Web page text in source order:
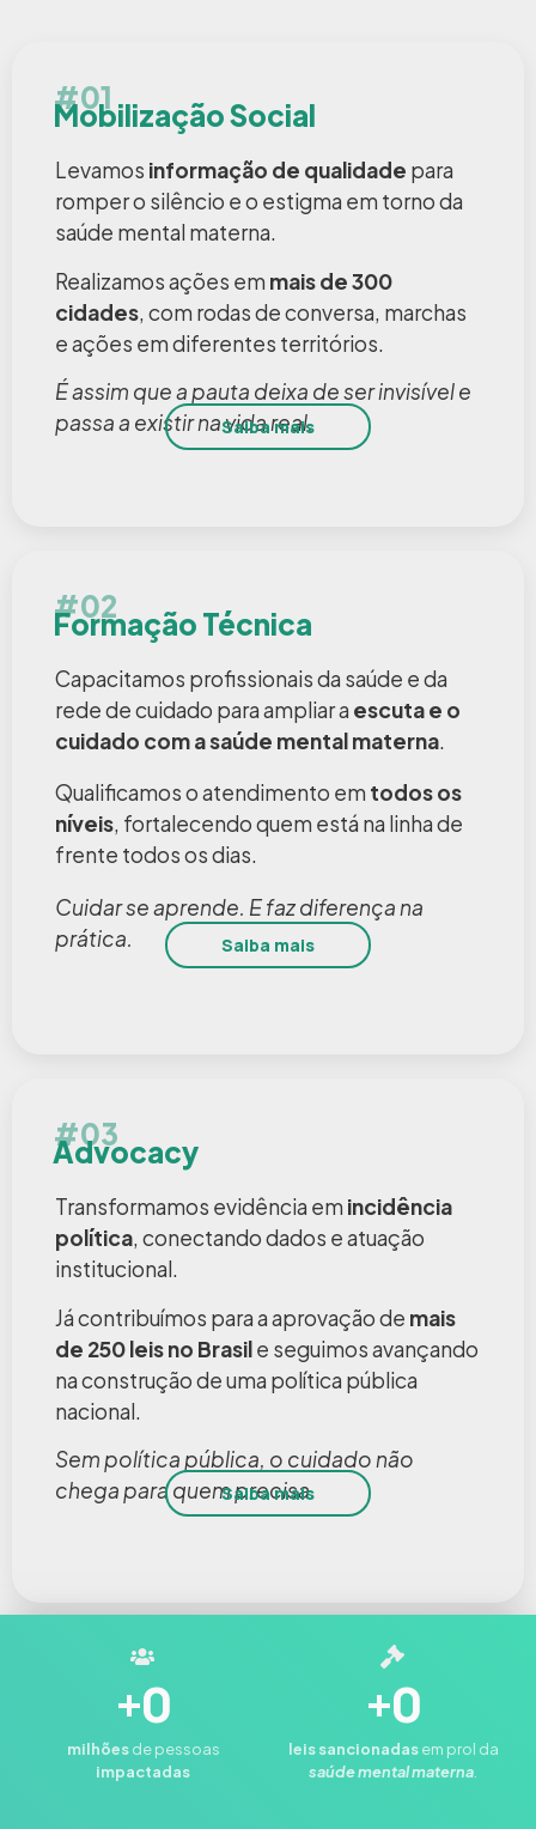
#01
Mobilização Social
Levamos informação de qualidade para
romper o silêncio e o estigma em torno da
saúde mental materna.
Realizamos ações em mais de 300
cidades, com rodas de conversa, marchas
e ações em diferentes territórios.
É assim que a pauta deixa de ser invisível e
passa a existir na vida real.
Saiba mais
#02
Formação Técnica
Capacitamos profissionais da saúde e da
rede de cuidado para ampliar a escuta e o
cuidado com a saúde mental materna.
Qualificamos o atendimento em todos os
níveis, fortalecendo quem está na linha de
frente todos os dias.
Cuidar se aprende. E faz diferença na
prática.
Saiba mais
#03
Advocacy
Transformamos evidência em incidência
política, conectando dados e atuação
institucional.
Já contribuímos para a aprovação de mais
de 250 leis no Brasile seguimos avançando
na construção de uma política pública
nacional.
Sem política pública, o cuidado não
chega para quem precisa.
Saiba mais
+0
milhõesde pessoas
impactadas
+0
leissancionadasem prol da
saúde mental materna.